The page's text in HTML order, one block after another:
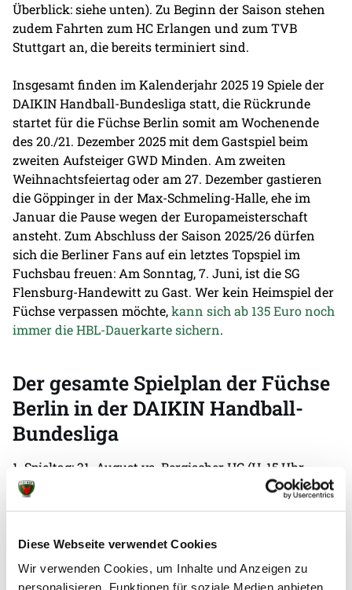
Diese Webseite verwendet Cookies
Wir verwenden Cookies, um Inhalte und Anzeigen zu
Überblick: siehe unten). Zu Beginn der Saison stehen
zudem Fahrten zum HC Erlangen und zum TVB
Stuttgart an, die bereits terminiert sind.
Insgesamt finden im Kalenderjahr 2025 19 Spiele der
DAIKIN Handball-Bundesliga statt, die Rückrunde
startet für die Füchse Berlin somit am Wochenende
des 20./21. Dezember 2025 mit dem Gastspiel beim
zweiten Aufsteiger GWD Minden. Am zweiten
Weihnachtsfeiertag oder am 27. Dezember gastieren
die Göppinger in der Max-Schmeling-Halle, ehe im
Januar die Pause wegen der Europameisterschaft
ansteht. Zum Abschluss der Saison 2025/26 dürfen
sich die Berliner Fans auf ein letztes Topspiel im
Fuchsbau freuen: Am Sonntag, 7. Juni, ist die SG
Flensburg-Handewitt zu Gast. Wer kein Heimspiel der
Füchse verpassen möchte,kann sich ab 135 Euro noch
immer die HBL-Dauerkarte sichern.
Der gesamte Spielplan der Füchse
Berlin in der DAIKIN Handball-
Bundesliga
1. Spieltag: 31. August vs. Bergischer HC (H, 15 Uhr,
Tickets
2. Spieltag: 3. September vs. FRISCH AUF! Göppingen
3. Spieltag: 6. September vs. SC Magdeburg (H, 15.40
Uhr,
)
4. Spieltag: 14. September vs. VfL Gummersbach (A, 15